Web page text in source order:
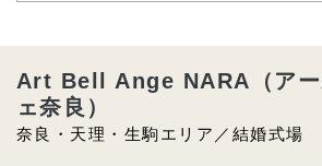
奈良・天理・生駒エリア／結婚式場
Art Bell Ange NARA（アー
ェ奈良）